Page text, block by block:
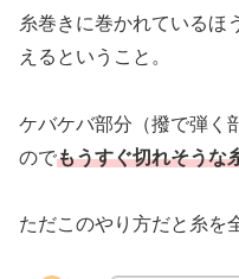
糸巻きに巻かれているほ
えるということ。
ケバケバ部分（撥で弾く
のでもうすぐ切れそうな
ただこのやり方だと糸を